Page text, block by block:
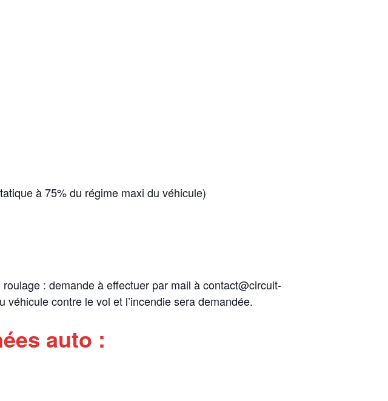
à 75% du régime maxi du véhicule)
: demande à effectuer par mail à contact@circuit-
contre le vol et l’incendie sera demandée.
auto :